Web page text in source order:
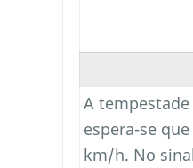
A
espera-se
km/h. No